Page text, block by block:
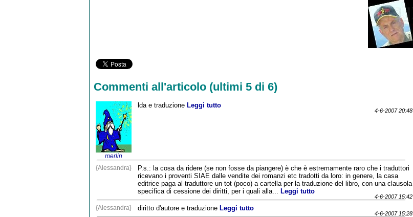
Commenti all'articolo (ultimi 5 di 6)
merlin
lda e traduzioneLeggi tutto
4-6-2007 20:48
{Alessandra}
P.s.: la cosa da ridere (se non fosse da piangere) è che è estremamente raro che i traduttori
ricevano i proventi SIAE dalle vendite dei romanzi etc tradotti da loro: in genere, la casa
editrice paga al traduttore un tot (poco) a cartella per la traduzione del libro, con una clausola
specifica di cessione dei diritti, per i quali alla...Leggi tutto
4-6-2007 15:42
{Alessandra} diritto d'autore e traduzioneLeggi tutto
4-6-2007 15:28